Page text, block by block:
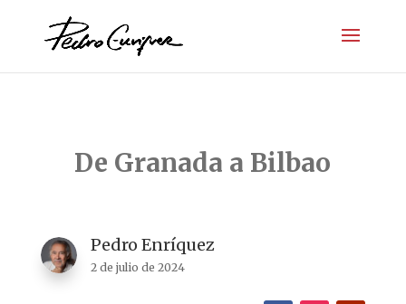
De Granada a Bilbao
Pedro Enríquez
2 de julio de 2024